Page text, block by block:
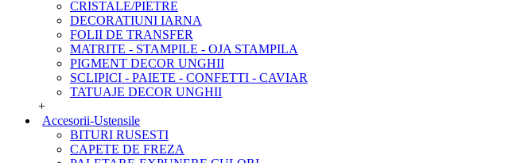
CRISTALE/PIETRE
DECORATIUNI IARNA
FOLII DE TRANSFER
MATRITE - STAMPILE - OJA STAMPILA
PIGMENT DECOR UNGHII
SCLIPICI - PAIETE - CONFETTI - CAVIAR
TATUAJE DECOR UNGHII
+
Accesorii-Ustensile
BITURI RUSESTI
CAPETE DE FREZA